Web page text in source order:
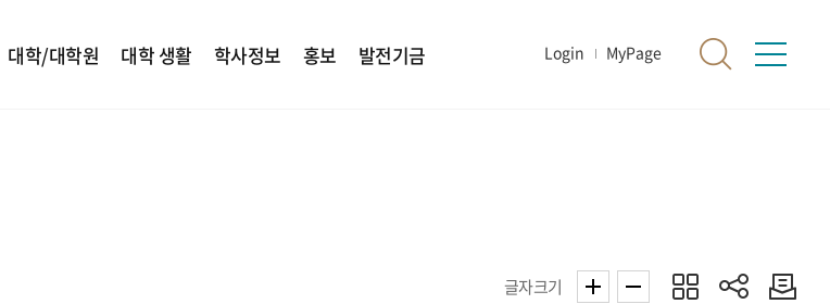
대학/대학원 대학 생활 학사정보 홍보 발전기금 Login MyPage
글자크기